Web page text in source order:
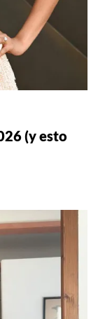
(y esto